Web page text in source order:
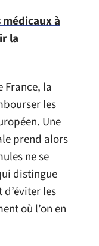
médicaux à
la
France, la
les
Une
prend alors
ne se
distingue
les
où l’on en